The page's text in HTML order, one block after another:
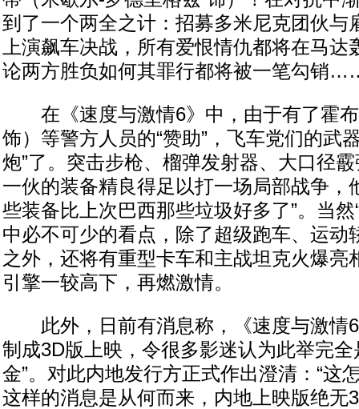
到了一个两全之计：招募多米尼克团伙与
上演飙车决战，所有爱恨情仇都将在马达
论两方胜负如何其罪行都将被一笔勾销
在《速度与激情6》中，由于有了霍布
饰）等警方人员的“赞助”，飞车党们的武
炮”了。突击步枪、榴弹发射器、大口径
一伙的装备精良得足以打一场局部战争，
些装备比上次巴西那些垃圾好多了”。当然
中必不可少的看点，除了超级跑车、运动
之外，还将有重型卡车和主战坦克火爆亮
引擎一较高下，再燃激情。
此外，日前有消息称，《速度与激情6
制成3D版上映，令很多影迷认为此举完全
金”。对此内地发行方正式作出澄清：“这
这样的消息是从何而来，内地上映版绝无